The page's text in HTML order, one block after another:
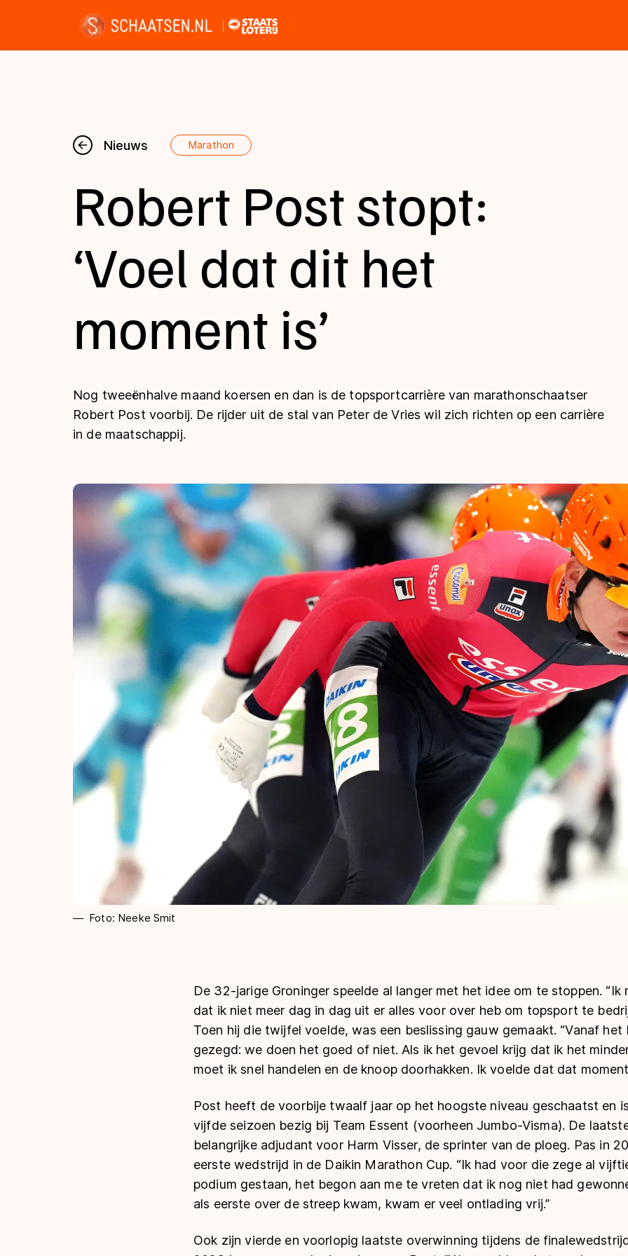
Nieuws
Kalender
Disciplines
Uitslagen
Tijden & historie
De weg op
Schaatsfans
Olympische Spelen
Nieuws Marathon
Robert Post stopt:
‘Voel dat dit het
moment is’
Nog tweeënhalve maand koersen en dan is de topsportcarrière van marathonschaatser
Robert Post voorbij. De rijder uit de stal van Peter de Vries wil zich richten op een carrière
in de maatschappij.
Foto: Neeke Smit
De 32-jarige Groninger speelde al langer met het idee om te stoppen. “Ik
dat ik niet meer dag in dag uit er alles voor over heb om topsport te
Toen hij die twijfel voelde, was een beslissing gauw gemaakt. “Vanaf het
gezegd: we doen het goed of niet. Als ik het gevoel krijg dat ik het
moet ik snel handelen en de knoop doorhakken. Ik voelde dat dat
Post heeft de voorbije twaalf jaar op het hoogste niveau geschaatst en
vijfde seizoen bezig bij Team Essent (voorheen Jumbo-Visma). De
belangrijke adjudant voor Harm Visser, de sprinter van de ploeg. Pas in
eerste wedstrijd in de Daikin Marathon Cup. “Ik had voor die zege al
podium gestaan, het begon aan me te vreten dat ik nog niet had
als eerste over de streep kwam, kwam er veel ontlading vrij.”
Ook zijn vierde en voorlopig laatste overwinning tijdens de